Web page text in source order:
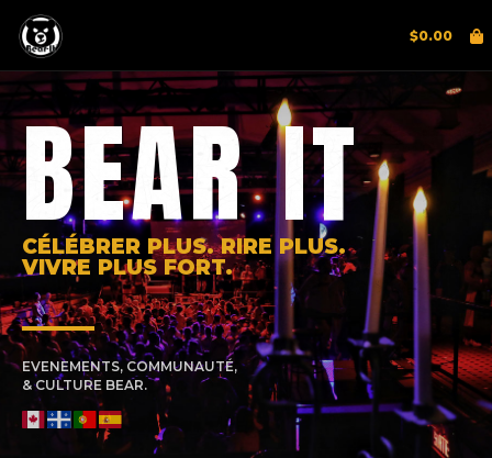
$0.00
BEAR IT
CÉLÉBRER PLUS. RIRE PLUS.
VIVRE PLUS FORT.
EVENEMENTS, COMMUNAUTÉ,
& CULTURE BEAR.